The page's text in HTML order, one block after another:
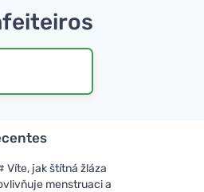
Víte, jak štítná žláza
menstruaci a